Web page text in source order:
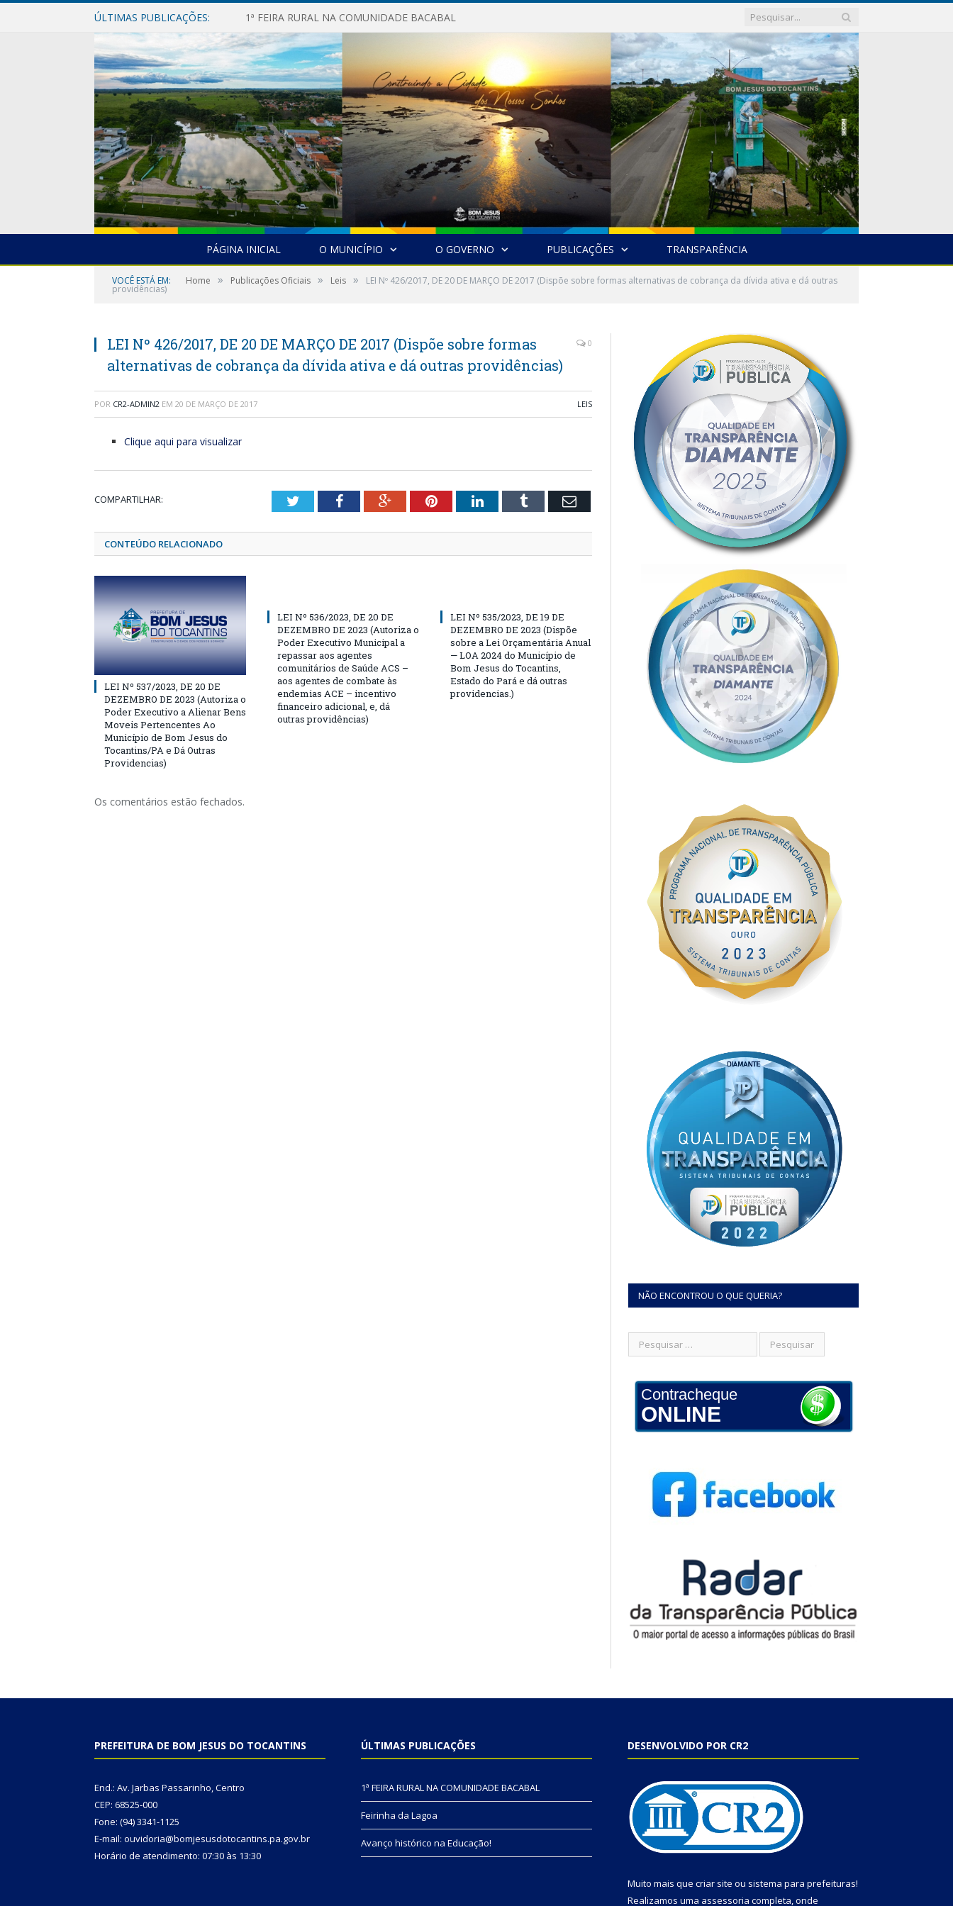
ÚLTIMAS PUBLICAÇÕES: 1ª FEIRA RURAL NA COMUNIDADE BACABAL
PÁGINA INICIAL O MUNICÍPIO O GOVERNO PUBLICAÇÕES TRANSPARÊNCIA
VOCÊ ESTÁ EM: Home » Publicações Oficiais » Leis » LEI Nº 426/2017, DE 20 DE MARÇO DE 2017 (Dispõe sobre formas alternativas de cobrança da dívida ativa e dá outras
providências)
LEI Nº 426/2017, DE 20 DE MARÇO DE 2017 (Dispõe sobre formas
alternativas de cobrança da dívida ativa e dá outras providências)
0
POR CR2-ADMIN2 EM 20 DE MARÇO DE 2017 LEIS
Clique aqui para visualizar
COMPARTILHAR: TwitterFacebookGoogle+PinterestLinkedInTumblr Email
CONTEÚDO RELACIONADO
LEI Nº 537/2023, DE 20 DE
DEZEMBRO DE 2023 (Autoriza o
Poder Executivo a Alienar Bens
Moveis Pertencentes Ao
Município de Bom Jesus do
Tocantins/PA e Dá Outras
Providencias)
LEI Nº 536/2023, DE 20 DE
DEZEMBRO DE 2023 (Autoriza o
Poder Executivo Municipal a
repassar aos agentes
comunitários de Saúde ACS –
aos agentes de combate às
endemias ACE – incentivo
financeiro adicional, e, dá
outras providências)
LEI Nº 535/2023, DE 19 DE
DEZEMBRO DE 2023 (Dispõe
sobre a Lei Orçamentária Anual
— LOA 2024 do Município de
Bom Jesus do Tocantins,
Estado do Pará e dá outras
providencias.)
Os comentários estão fechados.
NÃO ENCONTROU O QUE QUERIA?
Contracheque
ONLINE
PREFEITURA DE BOM JESUS DO TOCANTINS
End.: Av. Jarbas Passarinho, Centro
CEP: 68525-000
Fone: (94) 3341-1125
E-mail: ouvidoria@bomjesusdotocantins.pa.gov.br
Horário de atendimento: 07:30 às 13:30
ÚLTIMAS PUBLICAÇÕES
1ª FEIRA RURAL NA COMUNIDADE BACABAL
Feirinha da Lagoa
Avanço histórico na Educação!
DESENVOLVIDO POR CR2
Muito mais que criar site ou sistema para prefeituras!
Realizamos uma assessoria completa, onde